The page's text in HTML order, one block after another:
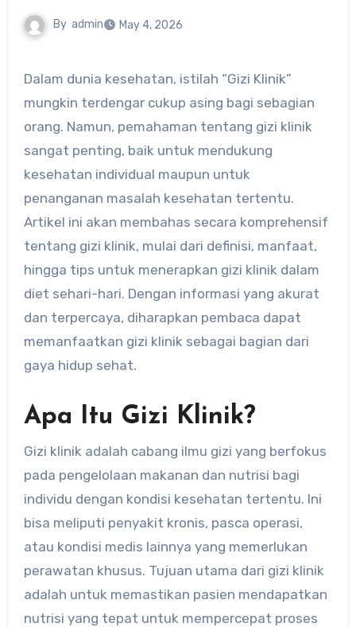
By admin May 4, 2026
Dalam dunia kesehatan, istilah “Gizi Klinik”
mungkin terdengar cukup asing bagi sebagian
orang. Namun, pemahaman tentang gizi klinik
sangat penting, baik untuk mendukung
kesehatan individual maupun untuk
penanganan masalah kesehatan tertentu.
Artikel ini akan membahas secara komprehensif
tentang gizi klinik, mulai dari definisi, manfaat,
hingga tips untuk menerapkan gizi klinik dalam
diet sehari-hari. Dengan informasi yang akurat
dan terpercaya, diharapkan pembaca dapat
memanfaatkan gizi klinik sebagai bagian dari
gaya hidup sehat.
Apa Itu Gizi Klinik?
Gizi klinik adalah cabang ilmu gizi yang berfokus
pada pengelolaan makanan dan nutrisi bagi
individu dengan kondisi kesehatan tertentu. Ini
bisa meliputi penyakit kronis, pasca operasi,
atau kondisi medis lainnya yang memerlukan
perawatan khusus. Tujuan utama dari gizi klinik
adalah untuk memastikan pasien mendapatkan
nutrisi yang tepat untuk mempercepat proses